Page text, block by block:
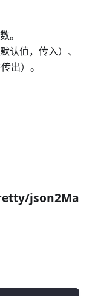
。
默认值，传入）、
出）。
json2Ma